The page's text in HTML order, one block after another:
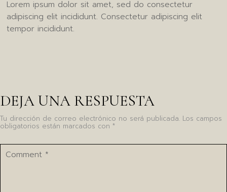
Lorem ipsum dolor sit amet, sed do consectetur
adipiscing elit incididunt. Consectetur adipiscing elit
tempor incididunt.
DEJA UNA RESPUESTA
Tu dirección de correo electrónico no será publicada. Los campos
obligatorios están marcados con *